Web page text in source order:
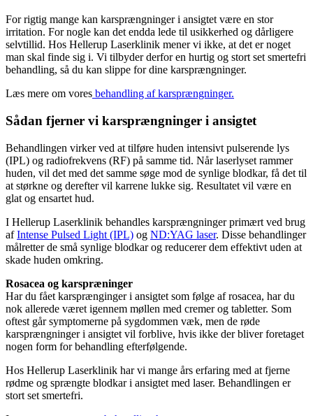
For rigtig mange kan karsprængninger i ansigtet være en stor
irritation. For nogle kan det endda lede til usikkerhed og dårligere
selvtillid. Hos Hellerup Laserklinik mener vi ikke, at det er noget
man skal finde sig i. Vi tilbyder derfor en hurtig og stort set smertefri
behandling, så du kan slippe for dine karsprængninger.
Læs mere om vores behandling af karsprængninger.
Sådan fjerner vi karsprængninger i ansigtet
Behandlingen virker ved at tilføre huden intensivt pulserende lys
(IPL) og radiofrekvens (RF) på samme tid. Når laserlyset rammer
huden, vil det med det samme søge mod de synlige blodkar, få det til
at størkne og derefter vil karrene lukke sig. Resultatet vil være en
glat og ensartet hud.
I Hellerup Laserklinik behandles karsprængninger primært ved brug
afIntense Pulsed Light (IPL) og ND:YAG laser. Disse behandlinger
målretter de små synlige blodkar og reducerer dem effektivt uden at
skade huden omkring.
Rosacea og karspræninger
Har du fået karsprænginger i ansigtet som følge af rosacea, har du
nok allerede været igennem møllen med cremer og tabletter. Som
oftest går symptomerne på sygdommen væk, men de røde
karsprængninger i ansigtet vil forblive, hvis ikke der bliver foretaget
nogen form for behandling efterfølgende.
Hos Hellerup Laserklinik har vi mange års erfaring med at fjerne
rødme og sprængte blodkar i ansigtet med laser. Behandlingen er
stort set smertefri.